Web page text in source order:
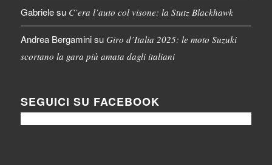
Gabrielesu C’era l’auto col visone: la Stutz Blackhawk
Andrea Bergaminisu Giro d’Italia 2025: le moto Suzuki
scortano la gara più amata dagli italiani
SEGUICI SU FACEBOOK